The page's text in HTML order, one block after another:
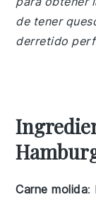
de tener
derretido
Carne molida: